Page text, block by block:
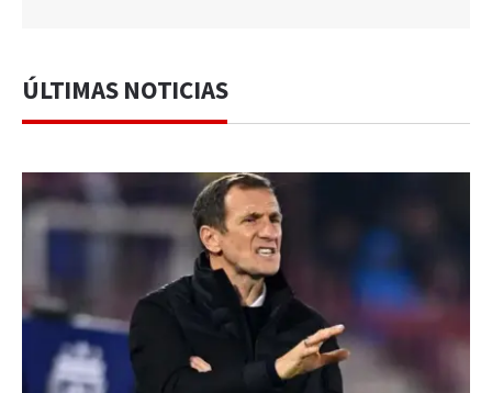
ÚLTIMAS NOTICIAS